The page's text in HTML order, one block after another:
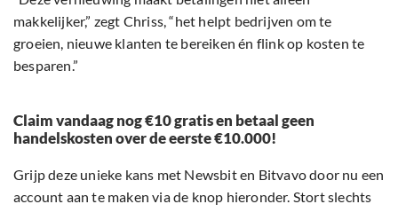
makkelijker,” zegt Chriss, “het helpt bedrijven om te
groeien, nieuwe klanten te bereiken én flink op kosten te
besparen.”
Claim vandaag nog €10 gratis en betaal geen
handelskosten over de eerste €10.000!
Grijp deze unieke kans met Newsbit en Bitvavo door nu een
account aan te maken via de knop hieronder. Stort slechts